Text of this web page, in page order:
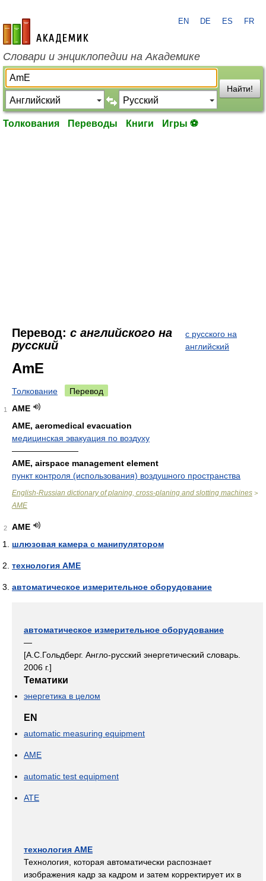
academic.ru
EN DE ES FR
Словари и энциклопедии на Академике
Найти!
Толкования Переводы Книги Игры ⚽
Перевод: с английского на
русский
с русского на
английский
AmE
Толкование Перевод
1
AME
AME, aeromedical evacuation
медицинская эвакуация по воздуху
————————
AME, airspace management element
пункт контроля (использования) воздушного пространства
English-Russian dictionary of planing, cross-planing and slotting machines >
AME
2
AME
шлюзовая камера с манипулятором
технология AME
автоматическое измерительное оборудование
автоматическое измерительное оборудование
—
[А.С.Гольдберг. Англо-русский энергетический словарь.
2006 г.]
Тематики
энергетика в целом
EN
automatic measuring equipment
AME
automatic test equipment
ATE
технология AME
Технология, которая автоматически распознает
изображения кадр за кадром и затем корректирует их в